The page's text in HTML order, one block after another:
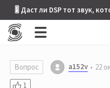
🎚 Даст ли DSP тот звук,
Вопрос a152v 22
1